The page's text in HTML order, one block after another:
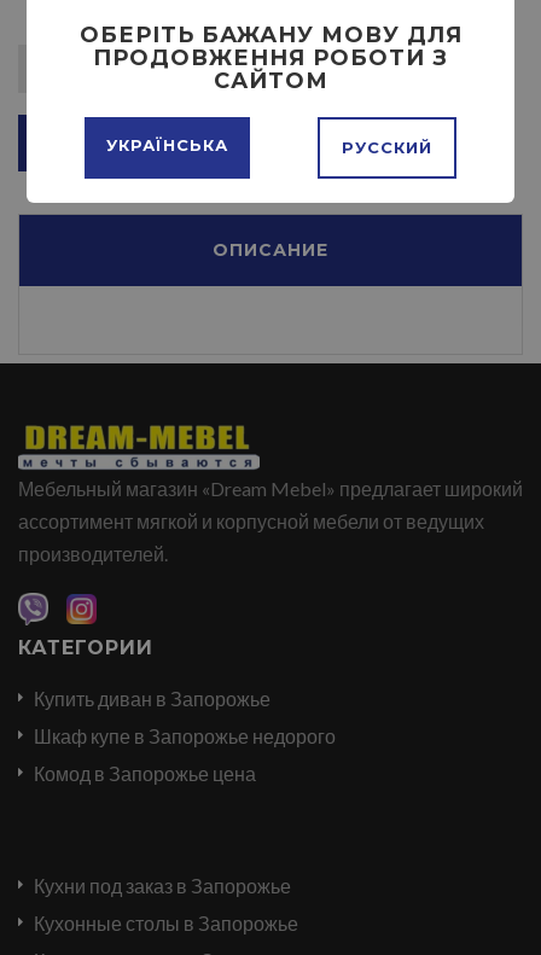
ДОБАВИТЬ В КОРЗИНУ
ОПИСАНИЕ
Мебельный магазин «Dream Mebel» предлагает широкий
ассортимент мягкой и корпусной мебели от ведущих
производителей.
КАТЕГОРИИ
Купить диван в Запорожье
Шкаф купе в Запорожье недорого
Комод в Запорожье цена
Кухни под заказ в Запорожье
Кухонные столы в Запорожье
ОБЕРІТЬ БАЖАНУ МОВУ ДЛЯ
ПРОДОВЖЕННЯ РОБОТИ З
САЙТОМ
УКРАЇНСЬКА РУССКИЙ